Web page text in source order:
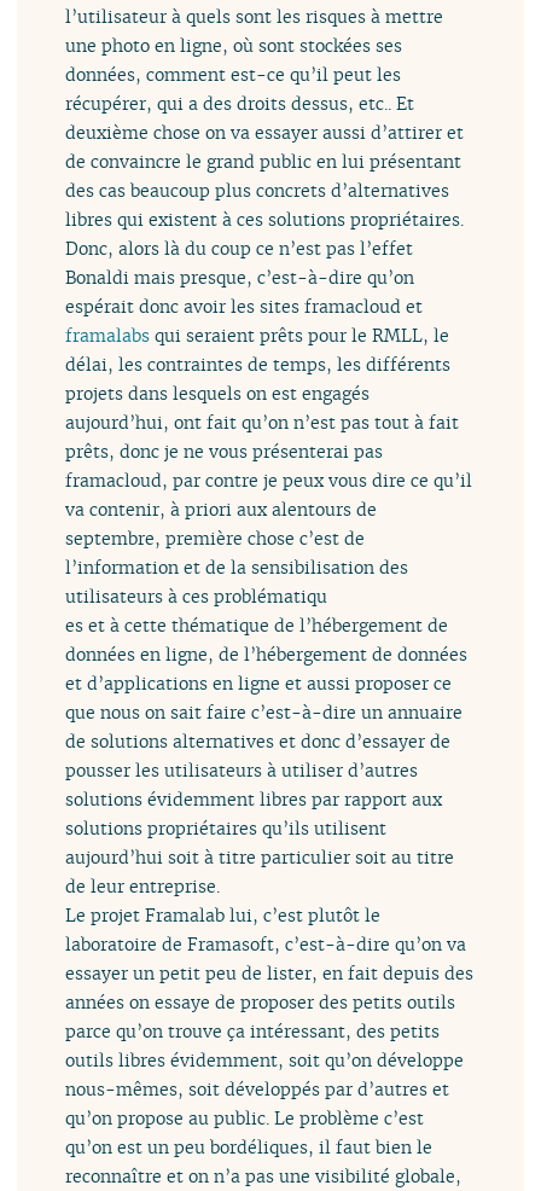
l’utilisateur à quels sont les risques à mettre
une photo en ligne, où sont stockées ses
données, comment est-ce qu’il peut les
récupérer, qui a des droits dessus, etc.. Et
deuxième chose on va essayer aussi d’attirer et
de convaincre le grand public en lui présentant
des cas beaucoup plus concrets d’alternatives
libres qui existent à ces solutions propriétaires.
Donc, alors là du coup ce n’est pas l’effet
Bonaldi mais presque, c’est-à-dire qu’on
espérait donc avoir les sites framacloud et
framalabs qui seraient prêts pour le RMLL, le
délai, les contraintes de temps, les différents
projets dans lesquels on est engagés
aujourd’hui, ont fait qu’on n’est pas tout à fait
prêts, donc je ne vous présenterai pas
framacloud, par contre je peux vous dire ce qu’il
va contenir, à priori aux alentours de
septembre, première chose c’est de
l’information et de la sensibilisation des
utilisateurs à ces problématiqu
es et à cette thématique de l’hébergement de
données en ligne, de l’hébergement de données
et d’applications en ligne et aussi proposer ce
que nous on sait faire c’est-à-dire un annuaire
de solutions alternatives et donc d’essayer de
pousser les utilisateurs à utiliser d’autres
solutions évidemment libres par rapport aux
solutions propriétaires qu’ils utilisent
aujourd’hui soit à titre particulier soit au titre
de leur entreprise.
Le projet Framalab lui, c’est plutôt le
laboratoire de Framasoft, c’est-à-dire qu’on va
essayer un petit peu de lister, en fait depuis des
années on essaye de proposer des petits outils
parce qu’on trouve ça intéressant, des petits
outils libres évidemment, soit qu’on développe
nous-mêmes, soit développés par d’autres et
qu’on propose au public. Le problème c’est
qu’on est un peu bordéliques, il faut bien le
reconnaître et on n’a pas une visibilité globale,